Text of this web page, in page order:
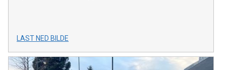
LAST NED BILDE